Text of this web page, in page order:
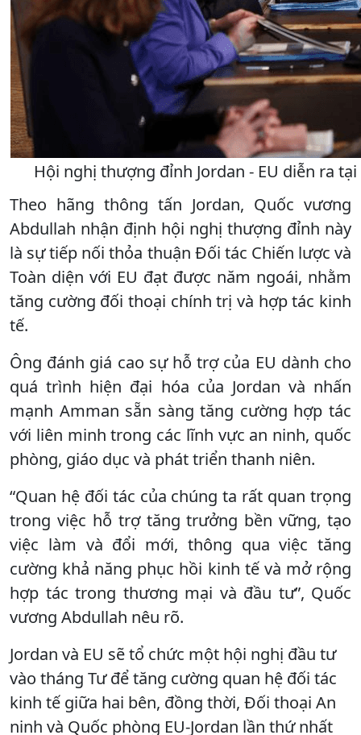
Hội nghị thượng đỉnh Jordan - EU diễn ra
Theo hãng thông tấn Jordan, Quốc vương
Abdullah nhận định hội nghị thượng đỉnh này
là sự tiếp nối thỏa thuận Đối tác Chiến lược và
Toàn diện với EU đạt được năm ngoái, nhằm
tăng cường đối thoại chính trị và hợp tác kinh
tế.
Ông đánh giá cao sự hỗ trợ của EU dành cho
quá trình hiện đại hóa của Jordan và nhấn
mạnh Amman sẵn sàng tăng cường hợp tác
với liên minh trong các lĩnh vực an ninh, quốc
phòng, giáo dục và phát triển thanh niên.
“Quan hệ đối tác của chúng ta rất quan trọng
trong việc hỗ trợ tăng trưởng bền vững, tạo
việc làm và đổi mới, thông qua việc tăng
cường khả năng phục hồi kinh tế và mở rộng
hợp tác trong thương mại và đầu tư”, Quốc
vương Abdullah nêu rõ.
Jordan và EU sẽ tổ chức một hội nghị đầu tư
vào tháng Tư để tăng cường quan hệ đối tác
kinh tế giữa hai bên, đồng thời, Đối thoại An
ninh và Quốc phòng EU-Jordan lần thứ nhất